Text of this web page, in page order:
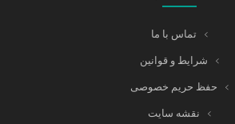
تماس با ما
شرایط و قوانین
حفظ حریم خصوصی
نقشه سایت